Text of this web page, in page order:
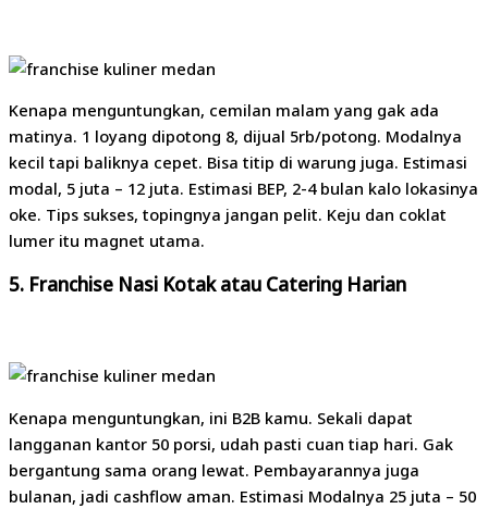
Kenapa menguntungkan, cemilan malam yang gak ada
matinya. 1 loyang dipotong 8, dijual 5rb/potong. Modalnya
kecil tapi baliknya cepet. Bisa titip di warung juga. Estimasi
modal, 5 juta – 12 juta. Estimasi BEP, 2-4 bulan kalo lokasinya
oke. Tips sukses, topingnya jangan pelit. Keju dan coklat
lumer itu magnet utama.
5. Franchise Nasi Kotak atau Catering Harian
Kenapa menguntungkan, ini B2B kamu. Sekali dapat
langganan kantor 50 porsi, udah pasti cuan tiap hari. Gak
bergantung sama orang lewat. Pembayarannya juga
bulanan, jadi cashflow aman. Estimasi Modalnya 25 juta – 50